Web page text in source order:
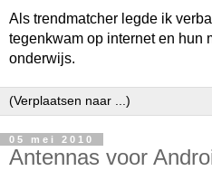
Als trendmatcher legde ik
tegenkwam op internet en hun
onderwijs.
05 mei 2010
Antennas voor